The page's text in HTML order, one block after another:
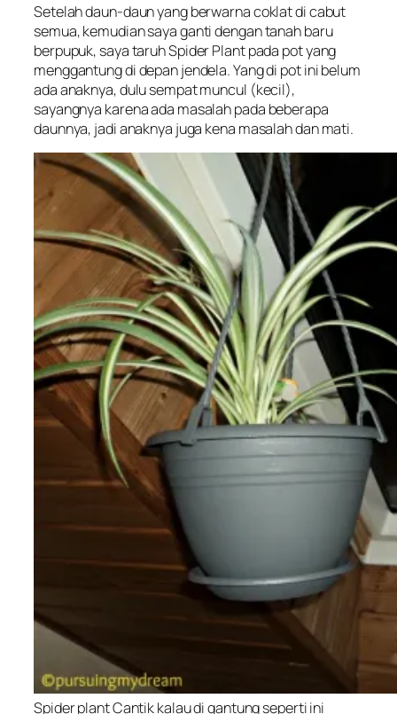
Setelah daun-daun yang berwarna coklat di cabut
semua, kemudian saya ganti dengan tanah baru
berpupuk, saya taruhSpider Plantpada pot yang
menggantung di depan jendela. Yang di pot ini belum
ada anaknya, dulu sempat muncul (kecil),
sayangnya karena ada masalah pada beberapa
daunnya, jadi anaknya juga kena masalah dan mati.
Spider plant Cantik kalau di gantung seperti ini